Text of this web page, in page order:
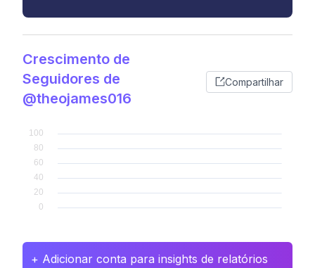
Crescimento de
Seguidores de
@theojames016
Compartilhar
+ Adicionar conta para insights de relatórios